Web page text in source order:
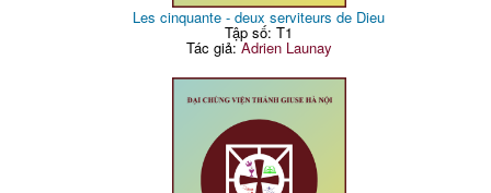
Les cinquante - deux serviteurs de Dieu
Tập số: T1
Tác giả:Adrien Launay